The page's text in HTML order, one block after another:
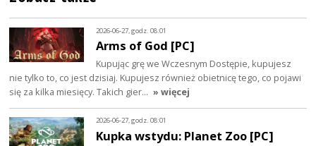
2026-06-27, godz. 08:01
Arms of God [PC]
Kupując grę we Wczesnym Dostępie, kupujesz
nie tylko to, co jest dzisiaj. Kupujesz również obietnicę tego, co pojawi
się za kilka miesięcy. Takich gier… » więcej
2026-06-27, godz. 08:01
Kupka wstydu: Planet Zoo [PC]